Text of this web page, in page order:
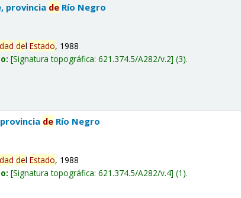
provincia de Río Negro
delEstado, 1988
Signatura topográfica:621.374.5/A282/v.2 (3).
de Río Negro
delEstado, 1988
Signatura topográfica:621.374.5/A282/v.4 (1).